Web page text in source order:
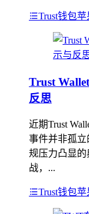
Trust钱包
Trust
反思
近期Trust
事件并非孤
规压力凸显
战，...
Trust钱包